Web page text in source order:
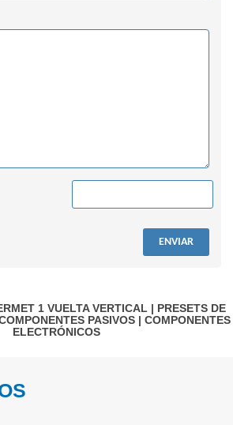
ENVIAR
1 VUELTA VERTICAL | PRESETS DE
PASIVOS| COMPONENTES
ELECTRÓNICOS